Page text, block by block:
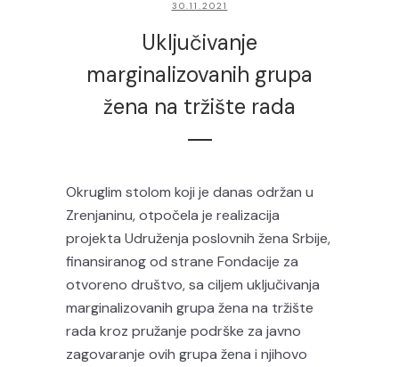
30.11.2021
Uključivanje
marginalizovanih grupa
žena na tržište rada
Okruglim stolom koji je danas održan u
Zrenjaninu, otpočela je realizacija
projekta Udruženja poslovnih žena Srbije,
finansiranog od strane Fondacije za
otvoreno društvo, sa ciljem uključivanja
marginalizovanih grupa žena na tržište
rada kroz pružanje podrške za javno
zagovaranje ovih grupa žena i njihovo